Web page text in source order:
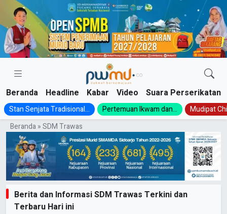
Skip
content
Beranda Headline Kabar Video Suara Perserikatan
Stan Senjata Tradisional... Pertemuan Ikwam dan...
Mudipat
Beranda»SDM Trawas
Berita dan Informasi SDM Trawas Terkini dan
Terbaru Hari ini